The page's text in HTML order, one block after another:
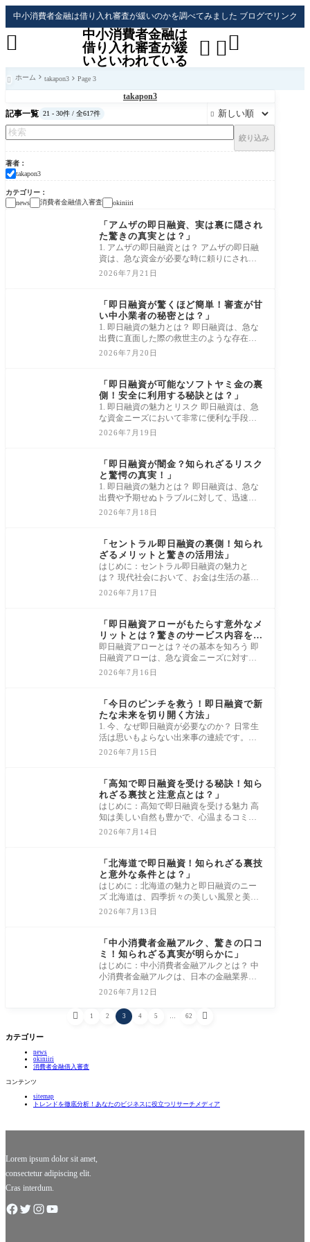
中小消費者金融は借り入れ審査が緩いのかを調べてみました ブログでリンク
中小消費者金融は
借り入れ審査が緩
いといわれている
 

 ホーム takapon3 Page 3
takapon3
記事一覧 21 - 30件 / 全617件 
絞り込み
著者
takapon3
カテゴリー
news
消費者金融借入審査 okiniiri
「アムザの即日融資、実は裏に隠され
た驚きの真実とは？」
1. アムザの即日融資とは？ アムザの即日融
資は、急な資金が必要な時に頼りにされる
素晴らしいサービスです！想定外の出費や
2026年7月21日
「即日融資が驚くほど簡単！審査が甘
い中小業者の秘密とは？」
1. 即日融資の魅力とは？ 即日融資は、急な
出費に直面した際の救世主のような存在で
す。家庭の急な修理や予期しない医療費、
2026年7月20日
「即日融資が可能なソフトヤミ金の裏
側！安全に利用する秘訣とは？」
1. 即日融資の魅力とリスク 即日融資は、急
な資金ニーズにおいて非常に便利な手段で
す！例えば、予期せぬ医療費や急な修理費
2026年7月19日
「即日融資が闇金？知られざるリスク
と驚愕の真実！」
1. 即日融資の魅力とは？ 即日融資は、急な
出費や予期せぬトラブルに対して、迅速な
資金調達を可能にする魅力的な選択肢で
2026年7月18日
「セントラル即日融資の裏側！知られ
ざるメリットと驚きの活用法」
はじめに：セントラル即日融資の魅力と
は？ 現代社会において、お金は生活の基盤
を支える重要な要素です。しかし、急な出
費が発
2026年7月17日
「即日融資アローがもたらす意外なメ
リットとは？驚きのサービス内容を公
開！」
即日融資アローとは？その基本を知ろう 即
日融資アローは、急な資金ニーズに対する
頼もしい味方です！例えば、医療費や急な
2026年7月16日
「今日のピンチを救う！即日融資で新
たな未来を切り開く方法」
1. 今、なぜ即日融資が必要なのか？ 日常生
活は思いもよらない出来事の連続です。例
えば、急な医療費が発生したり、愛車の故
2026年7月15日
「高知で即日融資を受ける秘訣！知ら
れざる裏技と注意点とは？」
はじめに：高知で即日融資を受ける魅力 高
知は美しい自然も豊かで、心温まるコミュ
ニティが魅力の地域です。だけど、時には
2026年7月14日
「北海道で即日融資！知られざる裏技
と意外な条件とは？」
はじめに：北海道の魅力と即日融資のニー
ズ 北海道は、四季折々の美しい風景と美味
しい食べ物、そして温かく、親しみやすい
2026年7月13日
「中小消費者金融アルク、驚きの口コ
ミ！知られざる真実が明らかに」
はじめに：中小消費者金融アルクとは？ 中
小消費者金融アルクは、日本の金融業界に
おいて独自のカラーを放っている魅力的な
2026年7月12日
 1 2 3 4 5 62 
カテゴリー
news
okiniiri
消費者金融借入審査
コンテンツ
sitemap
トレンドを徹底分析！あなたのビジネスに役立つリサーチメディア
Lorem ipsum dolor sit amet,
consectetur adipiscing elit.
Cras interdum.